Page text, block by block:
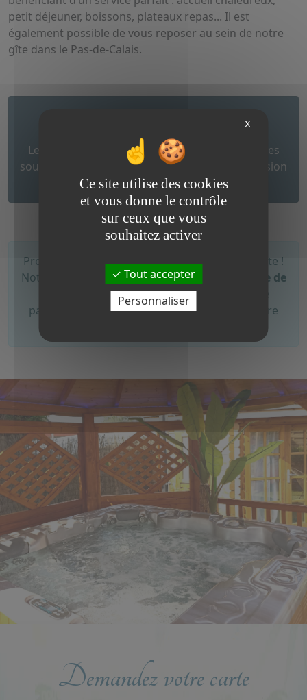
petit déjeuner, boissons, plateaux repas... Il est
également possible de vous reposer au sein de notre
gîte dans le Pas-de-Calais.
Le sauna est contre-indiquépour les personnes
souffrant de problèmes cardiaques, d’hypertension
et troubles circulatoires.
Profitez pleinement de votre moment de détente !
Notre
espace bien-être est équipé d'une borne de
recharge pour voitures électriques
payant), pour que vous puissiez recharger votre
Demandez votre carte
X
Ce site utilise des cookies
et vous donne le contrôle
sur ceux que vous
souhaitez activer
Tout accepter
Personnaliser